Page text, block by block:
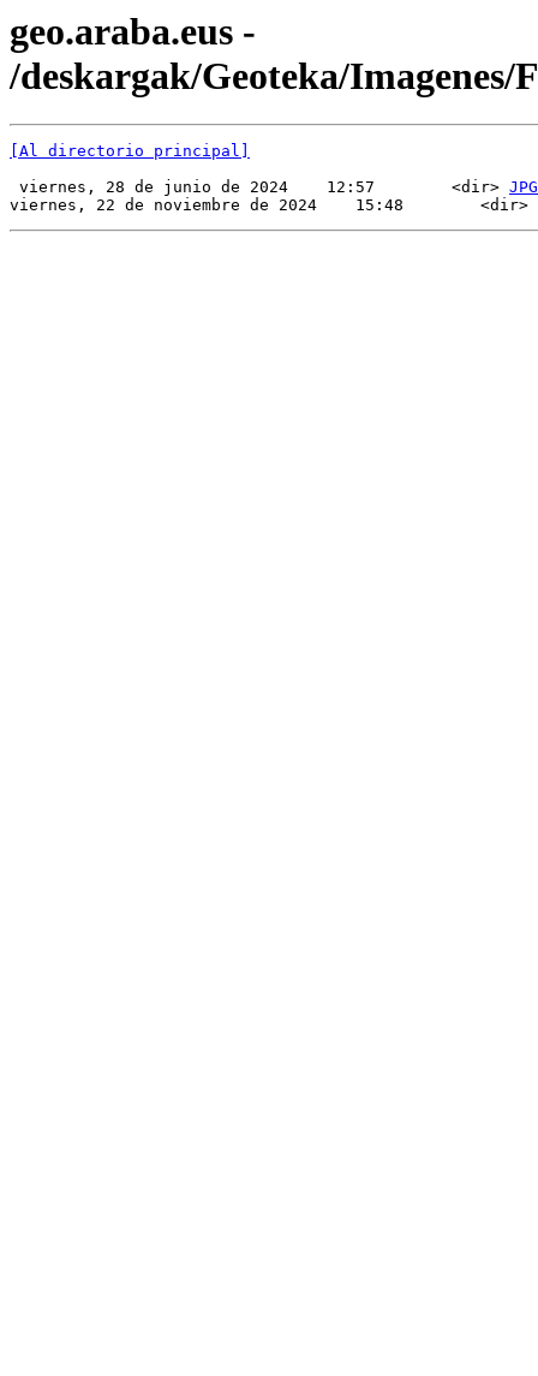
geo.araba.eus -
/deskargak/Geoteka/Imagenes/
[Al directorio principal]
viernes, 28 de junio de 2024    12:57        <dir> JPG
viernes, 22 de noviembre de 2024    15:48        <dir>